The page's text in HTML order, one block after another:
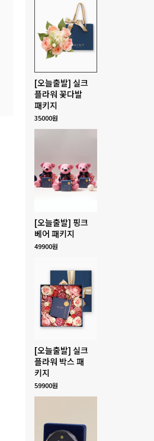
[오늘출발] 실크
플라워 꽃다발
패키지
35000원
[오늘출발] 핑크
베어 패키지
49900원
[오늘출발] 실크
플라워 박스 패
키지
59900원